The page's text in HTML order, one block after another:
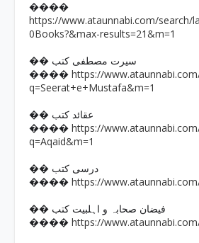
����
https://www.ataunnabi.com/search/
0Books?&max-results=21&m=1
�� سیرت مصطفی کتب
���� https://
q=Seerat+e+Mustafa&m=1
�� عقائد کتب
���� https://
q=Aqaid&m=1
�� درسی کتب
���� https://
�� فیضان صحابہ و اہلبیت کتب
���� https://